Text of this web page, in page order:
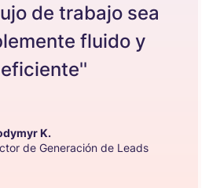
de trabajo sea
fluido y
eficiente''
K.
de Generación de Leads